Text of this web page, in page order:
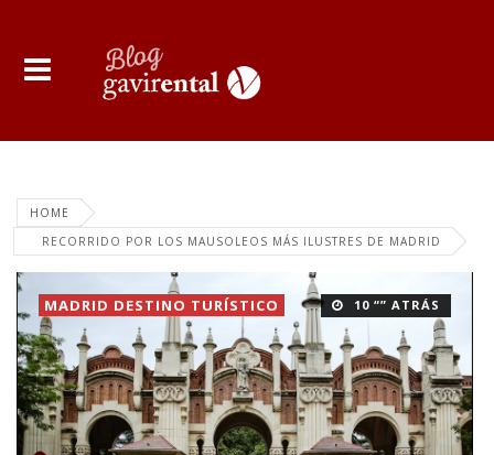
HOME
RECORRIDO POR LOS MAUSOLEOS MÁS ILUSTRES DE MADRID
10 “” ATRÁS
MADRID DESTINO TURÍSTICO